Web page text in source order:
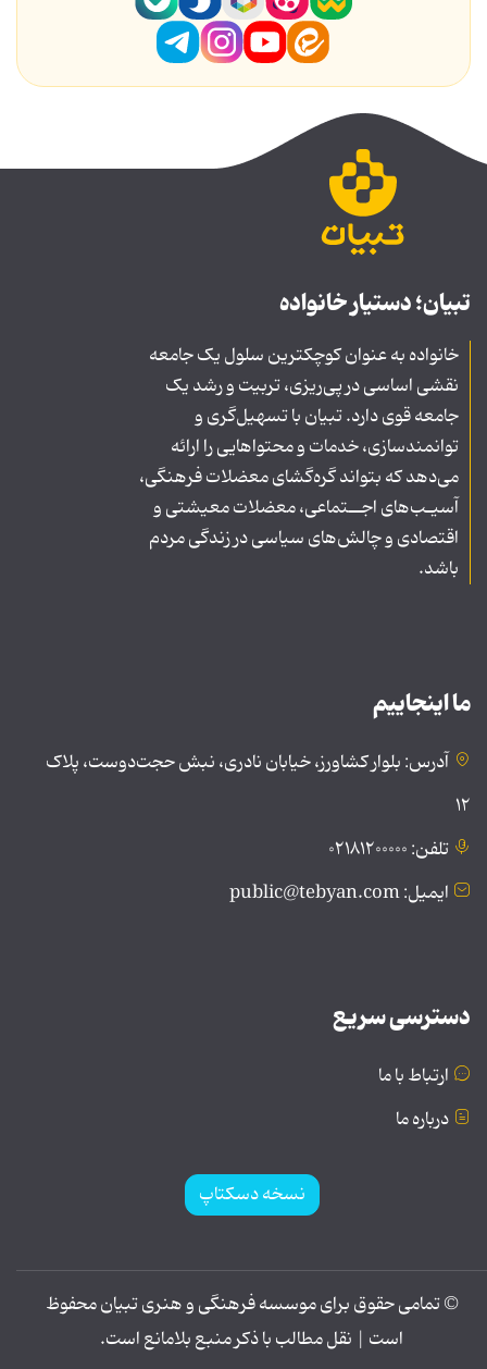
تبیان؛ دستیار خانواده
خانواده به عنوان کوچکترین سلول یک جامعه
نقشی اساسی در پی‌ریزی، تربیت و رشد یک
جامعه قوی دارد. تبیان با تسهیل‌گری و
توانمندسازی، خدمات و محتواهایی را ارائه
می‌دهد که بتواند گره‌گشای معضلات فرهنگی،
آسیـب‌های اجــتماعی، معضلات معیشتی و
اقتصادی و چالش‌های سیاسی در زندگی مردم
باشد.
ما اینجاییم
آدرس: بلوار کشاورز، خیابان نادری، نبش حجت‌دوست، پلاک
۱۲
تلفن: ۰۲۱۸۱۲۰۰۰۰۰
ایمیل: public@tebyan.com
دسترسی سریع
ارتباط با ما
درباره ما
نسخه دسکتاپ
© تمامی حقوق برای موسسه فرهنگی و هنری تبیان محفوظ
است | نقل مطالب با ذکر منبع بلامانع است.